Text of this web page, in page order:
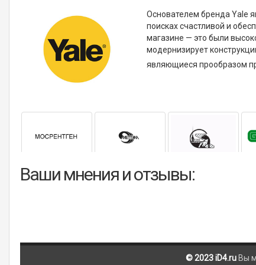
Основателем бренда Yale
поисках счастливой и
магазине — это были
модернизирует
являющиеся прообразом
Ваши мнения и отзывы:
© 2023 iD4.ru Вы